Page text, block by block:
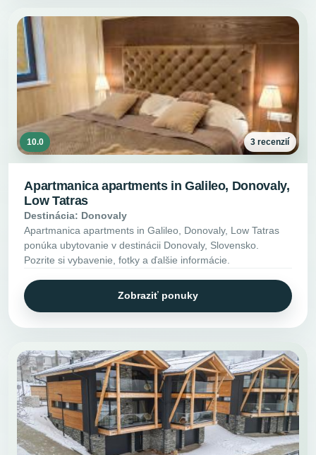
10.0 3 recenzií
Apartmanica apartments in Galileo, Donovaly,
Low Tatras
Destinácia: Donovaly
Apartmanica apartments in Galileo, Donovaly, Low Tatras
ponúka ubytovanie v destinácii Donovaly, Slovensko.
Pozrite si vybavenie, fotky a ďalšie informácie.
Zobraziť ponuky